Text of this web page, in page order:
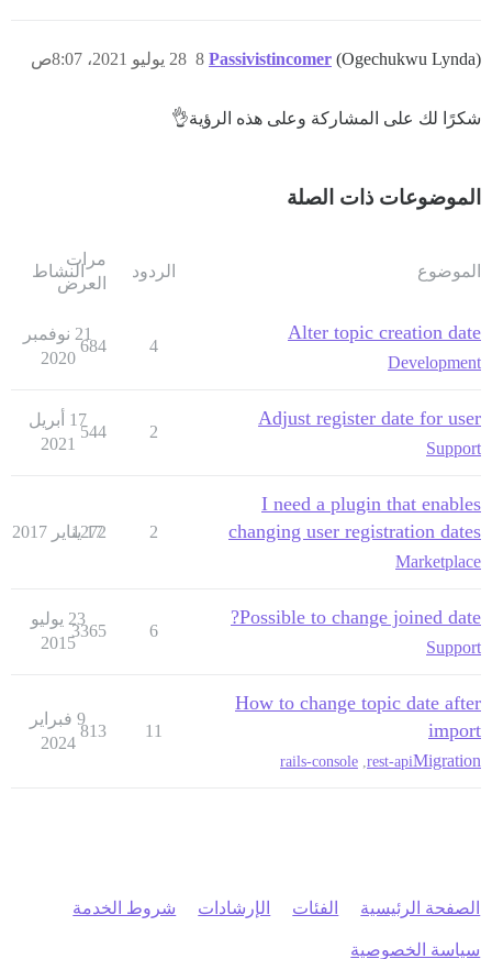
Passivistincomer (Ogechukwu Lynda) 28 يوليو 2021، 8:07ص 8
شكرًا لك على المشاركة وعلى هذه الرؤية👌
الموضوعات ذات الصلة
الموضوع الردود
مرات
العرض
النشاط
Alter topic creation date
Development
4
684
21 نوفمبر
2020
Adjust register date for user
Support
2
544
17 أبريل
2021
I need a plugin that enables
changing user registration dates
Marketplace
2
1272
17 يناير 2017
Possible to change joined date?
Support
6
3365
23 يوليو
2015
How to change topic date after
import
Migration
rest-api
rails-console
11
813
9 فبراير
2024
الصفحة الرئيسية الفئات الإرشادات شروط الخدمة
سياسة الخصوصية